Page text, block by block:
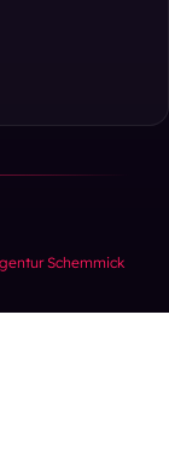
Schemmick